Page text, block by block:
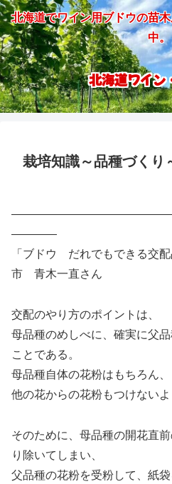
北海道でワイン用ブドウの苗
中。
北海道ワイン
栽培知識～品種づくり
————
「ブドウ だれでもできる交
市 青木一直さん
交配のやり方のポイントは、
母品種のめしべに、確実に父
ことである。
母品種自体の花粉はもちろん、
他の花からの花粉もつけないよ
そのために、母品種の開花直
り除いてしまい、
父品種の花粉を受粉して、紙袋